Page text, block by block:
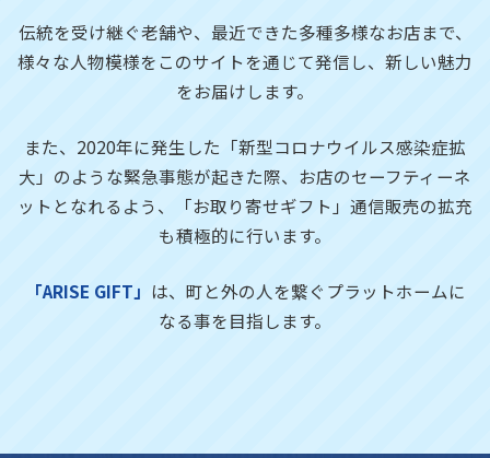
伝統を受け継ぐ老舗や、最近できた多種多様なお店まで、
様々な人物模様をこのサイトを通じて発信し、新しい魅力
をお届けします。
また、2020年に発生した「新型コロナウイルス感染症拡
大」のような緊急事態が起きた際、お店のセーフティーネ
ットとなれるよう、「お取り寄せギフト」通信販売の拡充
も積極的に行います。
「ARISE GIFT」 は、町と外の人を繋ぐプラットホームに
なる事を目指します。